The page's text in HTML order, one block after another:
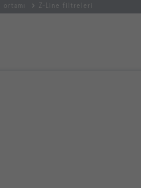
Z-Line filtreleri